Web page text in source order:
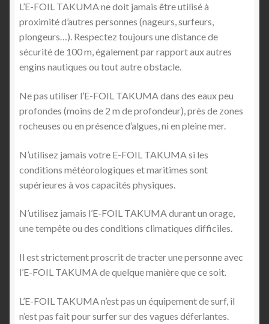
L’E-FOIL TAKUMA ne doit jamais être utilisé à
proximité d’autres personnes (nageurs, surfeurs,
plongeurs…). Respectez toujours une distance de
sécurité de 100 m, également par rapport aux autres
engins nautiques ou tout autre obstacle.
Ne pas utiliser l’E-FOIL TAKUMA dans des eaux peu
profondes (moins de 2 m de profondeur), près de zones
rocheuses ou en présence d’algues, ni en pleine mer.
N’utilisez jamais votre E-FOIL TAKUMA si les
conditions météorologiques et maritimes sont
supérieures à vos capacités physiques.
N’utilisez jamais l’E-FOIL TAKUMA durant un orage,
une tempête ou des conditions climatiques difficiles.
Il est strictement proscrit de tracter une personne avec
l’E-FOIL TAKUMA de quelque manière que ce soit.
L’E-FOIL TAKUMA n’est pas un équipement de surf, il
n’est pas fait pour surfer sur des vagues déferlantes.